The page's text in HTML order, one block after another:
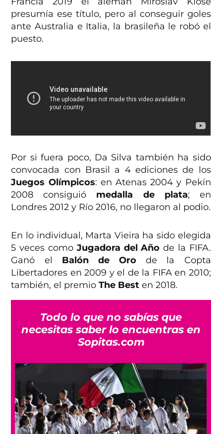
presumía ese título, pero al conseguir goles
ante Australia e Italia, la brasileña le robó el
puesto.
Por si fuera poco, Da Silva también ha sido
convocada con Brasil a 4 ediciones de los
Juegos Olímpicos: en Atenas 2004 y Pekín
2008 consiguió medalla de plata; en
Londres 2012 y Río 2016, no llegaron al podio.
En lo individual, Marta Vieira ha sido elegida
5 veces comoJugadora del Año de la FIFA.
Ganó el Balón de Oro de la Copta
Libertadores en 2009 y el de la FIFA en 2010;
también, el premio The Best en 2018.
Todo lo que no sabías que
necesitas saber lo encuentras en
Sopitas.com